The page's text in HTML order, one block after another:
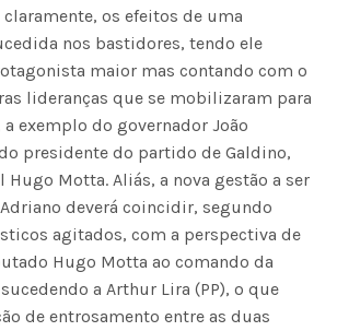
claramente, os efeitos de uma
nos bastidores, tendo ele
maior mas contando com o
lideranças que se mobilizaram para
exemplo do governador João
do presidente do partido de Galdino,
Motta. Aliás, a nova gestão a ser
deverá coincidir, segundo
agitados, com a perspectiva de
Hugo Motta ao comando da
a Arthur Lira (PP), o que
de entrosamento entre as duas